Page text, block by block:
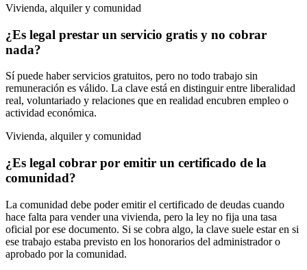
Vivienda, alquiler y comunidad
¿Es legal prestar un servicio gratis y no cobrar
nada?
Sí puede haber servicios gratuitos, pero no todo trabajo sin
remuneración es válido. La clave está en distinguir entre liberalidad
real, voluntariado y relaciones que en realidad encubren empleo o
actividad económica.
Vivienda, alquiler y comunidad
¿Es legal cobrar por emitir un certificado de la
comunidad?
La comunidad debe poder emitir el certificado de deudas cuando
hace falta para vender una vivienda, pero la ley no fija una tasa
oficial por ese documento. Si se cobra algo, la clave suele estar en si
ese trabajo estaba previsto en los honorarios del administrador o
aprobado por la comunidad.